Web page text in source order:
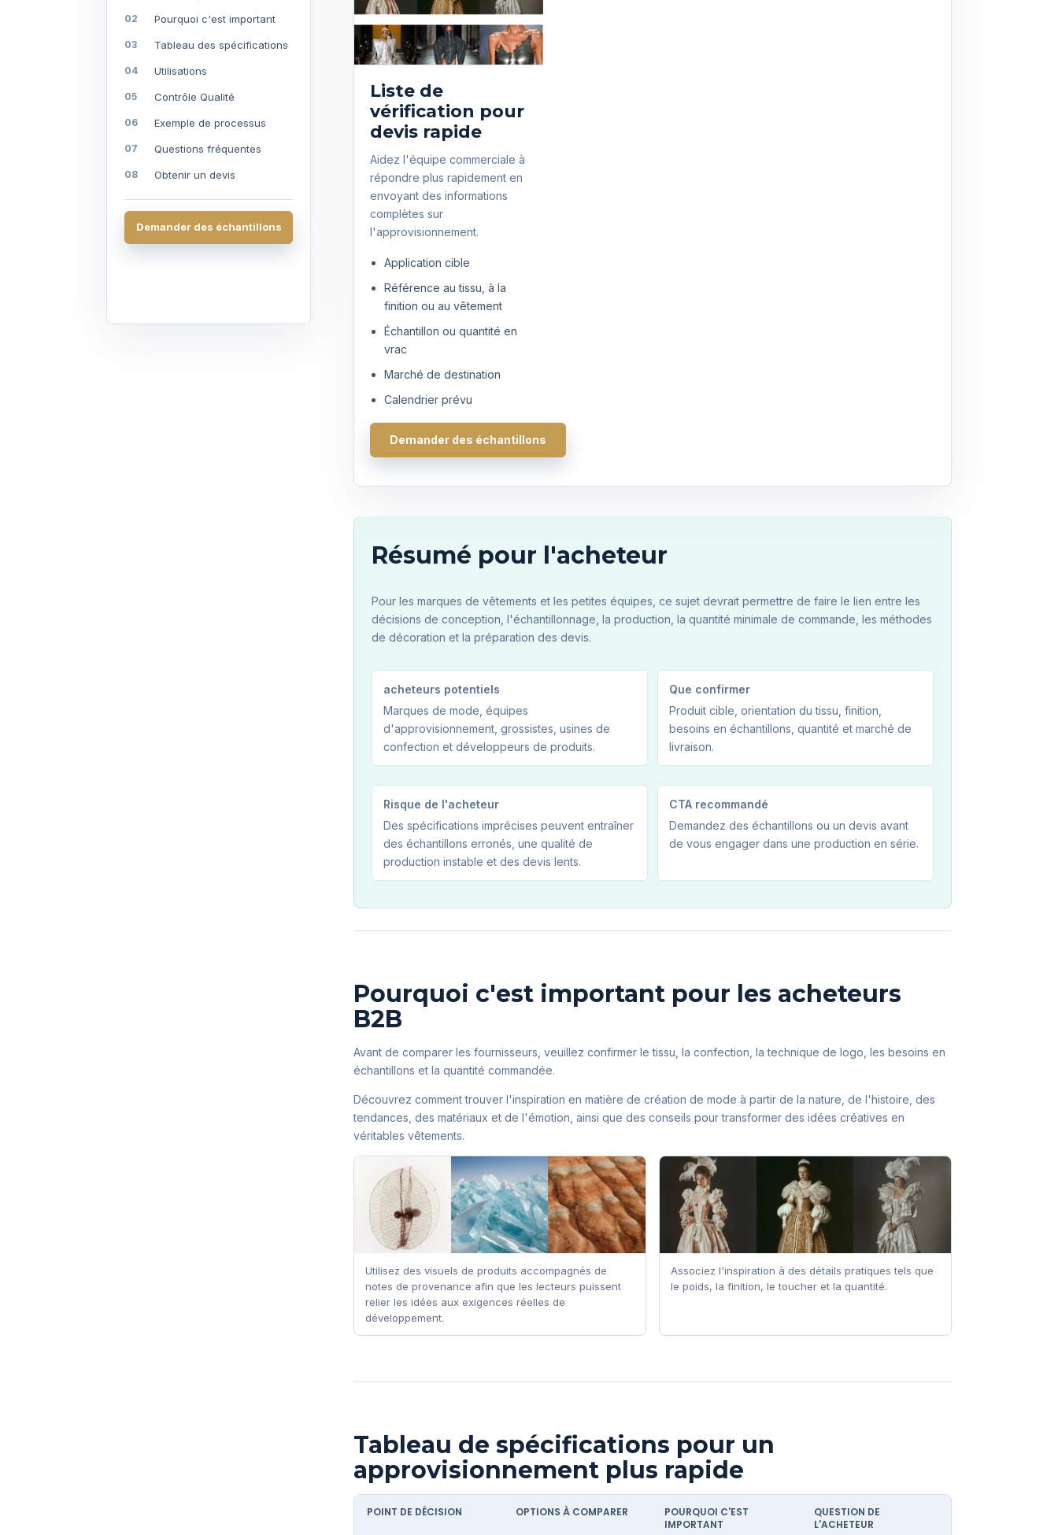
Pourquoi c'est important
Tableau des spécifications
Utilisations
Contrôle Qualité
Exemple de processus
Questions fréquentes
Obtenir un devis
Demander des échantillons
Résumé pour l'acheteur
Pour les marques de vêtements et les petites équipes, ce sujet devrait permettre de faire le lien entre les
décisions de conception, l'échantillonnage, la production, la quantité minimale de commande, les méthodes
de décoration et la préparation des devis.
acheteurs potentiels
Marques de mode, équipes
d'approvisionnement, grossistes, usines de
confection et développeurs de produits.
Que confirmer
Produit cible, orientation du tissu, finition,
besoins en échantillons, quantité et marché de
livraison.
Risque de l'acheteur
Des spécifications imprécises peuvent entraîner
des échantillons erronés, une qualité de
production instable et des devis lents.
CTA recommandé
Demandez des échantillons ou un devis avant
de vous engager dans une production en série.
Pourquoi c'est important pour les acheteurs
B2B
Avant de comparer les fournisseurs, veuillez confirmer le tissu, la confection, la technique de logo, les besoins en
échantillons et la quantité commandée.
Découvrez comment trouver l'inspiration en matière de création de mode à partir de la nature, de l'histoire, des
tendances, des matériaux et de l'émotion, ainsi que des conseils pour transformer des idées créatives en
véritables vêtements.
Utilisez des visuels de produits accompagnés de
notes de provenance afin que les lecteurs puissent
relier les idées aux exigences réelles de
développement.
Associez l'inspiration à des détails pratiques tels que
le poids, la finition, le toucher et la quantité.
Tableau de spécifications pour un
approvisionnement plus rapide
POINT DE DÉCISION OPTIONS À COMPARER
POURQUOI C'EST
IMPORTANT
QUESTION DE
L'ACHETEUR
Liste de
vérification pour
devis rapide
Aidez l'équipe commerciale à
répondre plus rapidement en
envoyant des informations
complètes sur
l'approvisionnement.
Application cible
Référence au tissu, à la
finition ou au vêtement
Échantillon ou quantité en
vrac
Marché de destination
Calendrier prévu
Demander des échantillons